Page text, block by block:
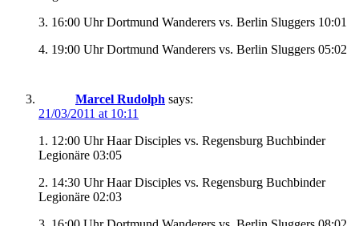
3. 16:00 Uhr Dortmund Wanderers vs. Berlin Sluggers 10:01
4. 19:00 Uhr Dortmund Wanderers vs. Berlin Sluggers 05:02
Marcel Rudolph says:
21/03/2011 at 10:11
1. 12:00 Uhr Haar Disciples vs. Regensburg Buchbinder
Legionäre 03:05
2. 14:30 Uhr Haar Disciples vs. Regensburg Buchbinder
Legionäre 02:03